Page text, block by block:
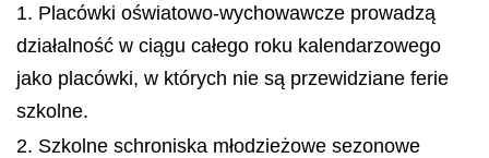
1. Placówki oświatowo-wychowawcze prowadzą
działalność w ciągu całego roku kalendarzowego
jako placówki, w których nie są przewidziane ferie
szkolne.
2. Szkolne schroniska młodzieżowe sezonowe